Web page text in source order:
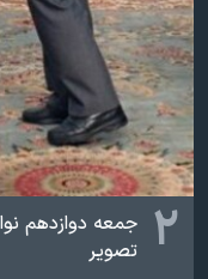
۲ جمعه دوازدهم
تصویر